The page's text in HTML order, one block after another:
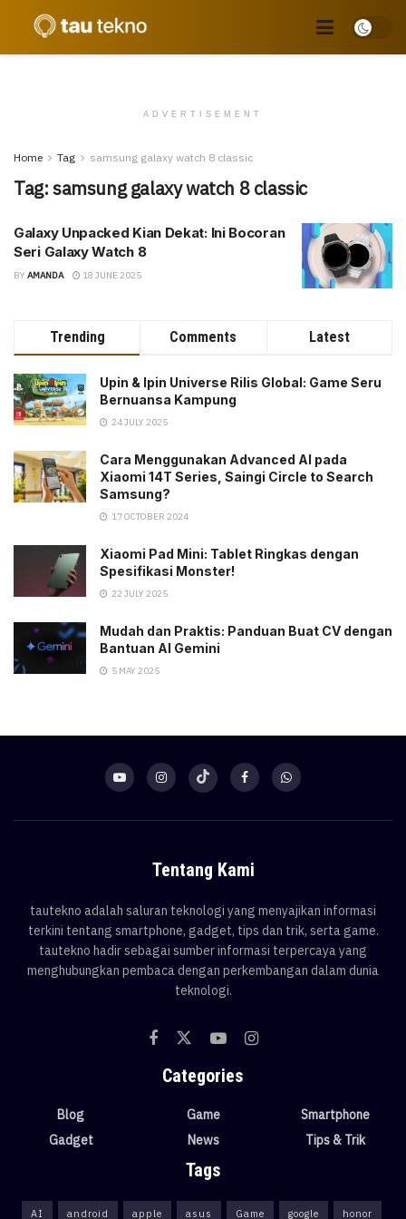
ADVERTISEMENT
Home Tag samsung galaxy watch 8 classic
Tag:samsung galaxy watch 8 classic
Galaxy Unpacked Kian Dekat: Ini Bocoran
Seri Galaxy Watch 8
BY AMANDA 18 JUNE 2025
Trending Comments Latest
Upin & Ipin Universe Rilis Global: Game Seru
Bernuansa Kampung
24 JULY 2025
Cara Menggunakan Advanced AI pada
Xiaomi 14T Series, Saingi Circle to Search
Samsung?
17 OCTOBER 2024
Xiaomi Pad Mini: Tablet Ringkas dengan
Spesifikasi Monster!
22 JULY 2025
Mudah dan Praktis: Panduan Buat CV dengan
Bantuan AI Gemini
5 MAY 2025
Tentang Kami
tautekno adalah saluran teknologi yang menyajikan informasi
terkini tentang smartphone, gadget, tips dan trik, serta game.
tautekno hadir sebagai sumber informasi terpercaya yang
menghubungkan pembaca dengan perkembangan dalam dunia
teknologi.
Categories
Blog
Gadget
Game
News
Smartphone
Tips & Trik
Tags
AI android apple asus Game google honor